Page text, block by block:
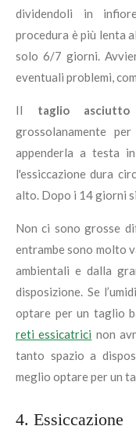
dividendoli in
procedura è più lenta
solo 6/7 giorni.
eventuali problemi,
Il taglio asciutto
grossolanamente
appenderla a testa
l'essiccazione dura
alto. Dopo i 14 giorni
Non ci sono grosse
entrambe sono molto
ambientali e dalla
disposizione. Se
optare per un taglio
reti essicatrici non
tanto spazio a
meglio optare per un
4. Essiccazione